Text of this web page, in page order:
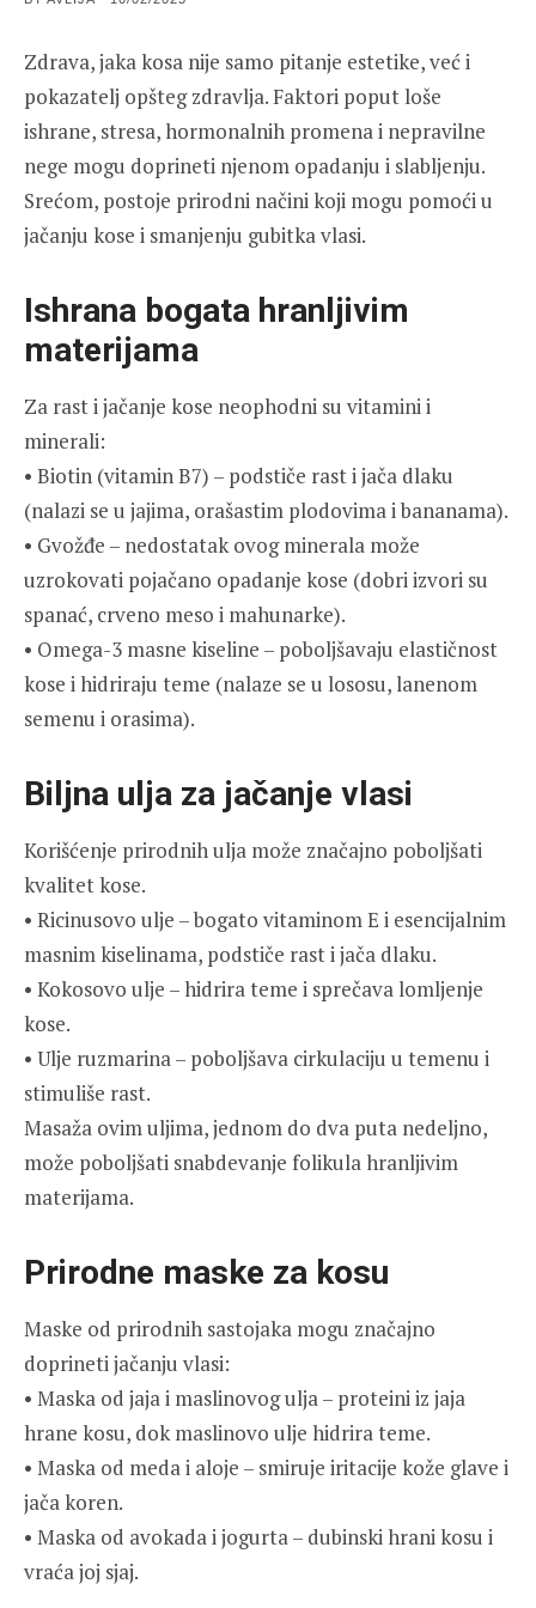
Zdrava, jaka kosa nije samo pitanje estetike, već i
pokazatelj opšteg zdravlja. Faktori poput loše
ishrane, stresa, hormonalnih promena i nepravilne
nege mogu doprineti njenom opadanju i slabljenju.
Srećom, postoje prirodni načini koji mogu pomoći u
jačanju kose i smanjenju gubitka vlasi.
Ishrana bogata hranljivim
materijama
Za rast i jačanje kose neophodni su vitamini i
minerali:
• Biotin (vitamin B7) – podstiče rast i jača dlaku
(nalazi se u jajima, orašastim plodovima i bananama).
• Gvožđe – nedostatak ovog minerala može
uzrokovati pojačano opadanje kose (dobri izvori su
spanać, crveno meso i mahunarke).
• Omega-3 masne kiseline – poboljšavaju elastičnost
kose i hidriraju teme (nalaze se u lososu, lanenom
semenu i orasima).
Biljna ulja za jačanje vlasi
Korišćenje prirodnih ulja može značajno poboljšati
kvalitet kose.
• Ricinusovo ulje – bogato vitaminom E i esencijalnim
masnim kiselinama, podstiče rast i jača dlaku.
• Kokosovo ulje – hidrira teme i sprečava lomljenje
kose.
• Ulje ruzmarina – poboljšava cirkulaciju u temenu i
stimuliše rast.
Masaža ovim uljima, jednom do dva puta nedeljno,
može poboljšati snabdevanje folikula hranljivim
materijama.
Prirodne maske za kosu
Maske od prirodnih sastojaka mogu značajno
doprineti jačanju vlasi:
• Maska od jaja i maslinovog ulja – proteini iz jaja
hrane kosu, dok maslinovo ulje hidrira teme.
• Maska od meda i aloje – smiruje iritacije kože glave i
jača koren.
• Maska od avokada i jogurta – dubinski hrani kosu i
vraća joj sjaj.